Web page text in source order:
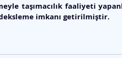
taşımacılık faaliyeti
imkanı getirilmiştir.